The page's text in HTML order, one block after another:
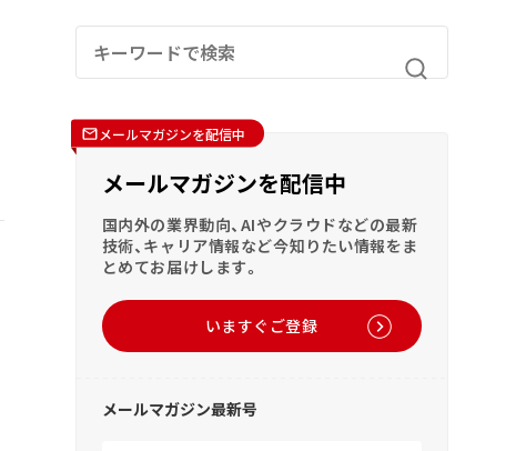
メールマガジンを配信中
メールマガジンを配信中
国内外の業界動向、AIやクラウドなどの最新
技術、キャリア情報など今知りたい情報をま
とめてお届けします。
いますぐご登録
メールマガジン最新号